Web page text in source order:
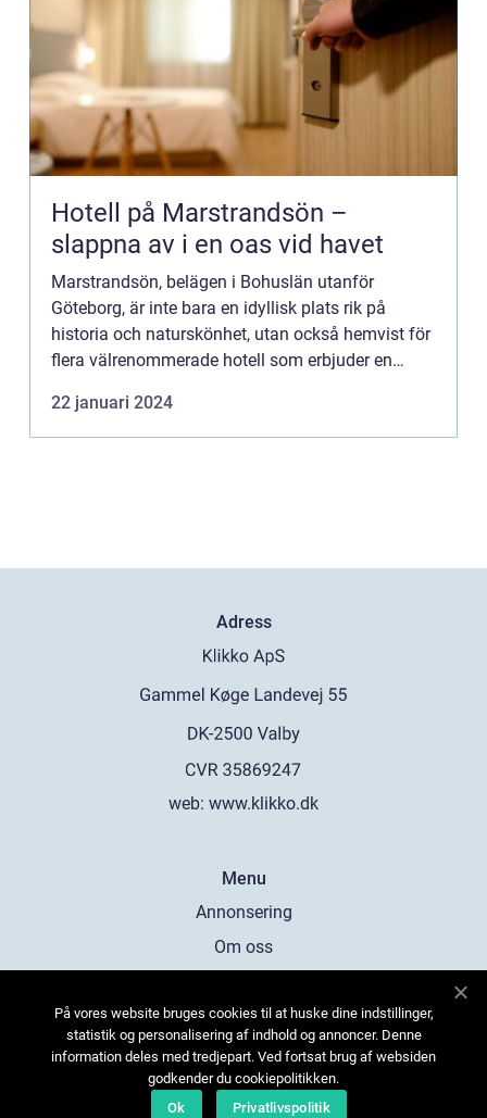
Hotell på Marstrandsön –
slappna av i en oas vid havet
Marstrandsön, belägen i Bohuslän utanför
Göteborg, är inte bara en idyllisk plats rik på
historia och naturskönhet, utan också hemvist för
flera välrenommerade hotell som erbjuder en
skärgård lockar besö...
22 januari 2024
Adress
web: www.klikko.dk
Menu
Annonsering
Om oss
Kontakta oss
Sitemap
På vores website bruges cookies til at huske dine indstillinger,
statistik og personalisering af indhold og annoncer. Denne
information deles med tredjepart. Ved fortsat brug af websiden
godkender du cookiepolitikken.
Ok
Privatlivspolitik